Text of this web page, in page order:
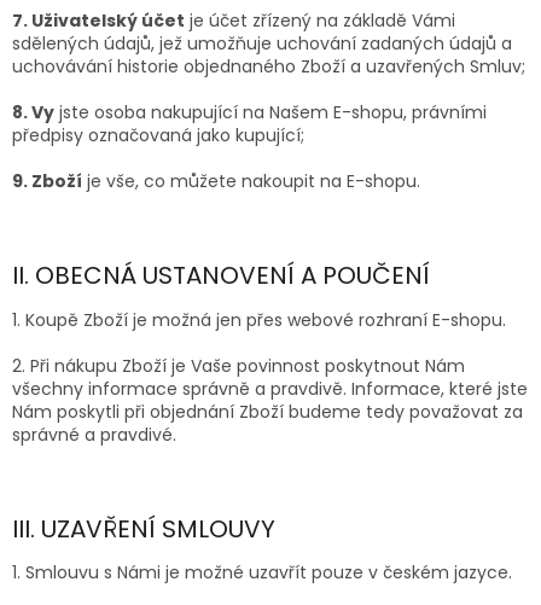
7. Uživatelský účet je účet zřízený na základě Vámi
sdělených údajů, jež umožňuje uchování zadaných údajů a
uchovávání historie objednaného Zboží a uzavřených Smluv;
8. Vy jste osoba nakupující na Našem E-shopu, právními
předpisy označovaná jako kupující;
9. Zboží je vše, co můžete nakoupit na E-shopu.
II. OBECNÁ USTANOVENÍ A POUČENÍ
1. Koupě Zboží je možná jen přes webové rozhraní E-shopu.
2. Při nákupu Zboží je Vaše povinnost poskytnout Nám
všechny informace správně a pravdivě. Informace, které jste
Nám poskytli při objednání Zboží budeme tedy považovat za
správné a pravdivé.
III. UZAVŘENÍ SMLOUVY
1. Smlouvu s Námi je možné uzavřít pouze v českém jazyce.